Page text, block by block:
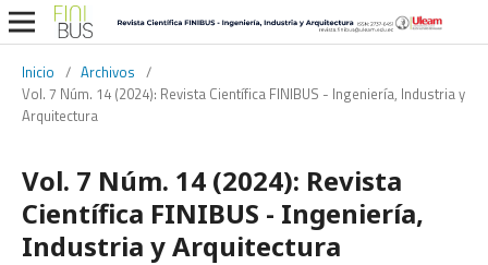
Inicio / Archivos /
Vol. 7 Núm. 14 (2024): Revista Científica FINIBUS - Ingeniería, Industria y
Arquitectura
Vol. 7 Núm. 14 (2024): Revista
Científica FINIBUS - Ingeniería,
Industria y Arquitectura